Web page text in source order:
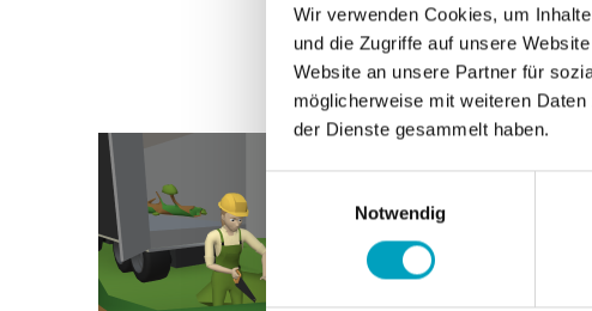
Wir verwenden Cookies, um
und die Zugriffe auf unsere
Website an unsere Partner für
möglicherweise mit weiteren
der Dienste gesammelt haben.
Notwendig
und